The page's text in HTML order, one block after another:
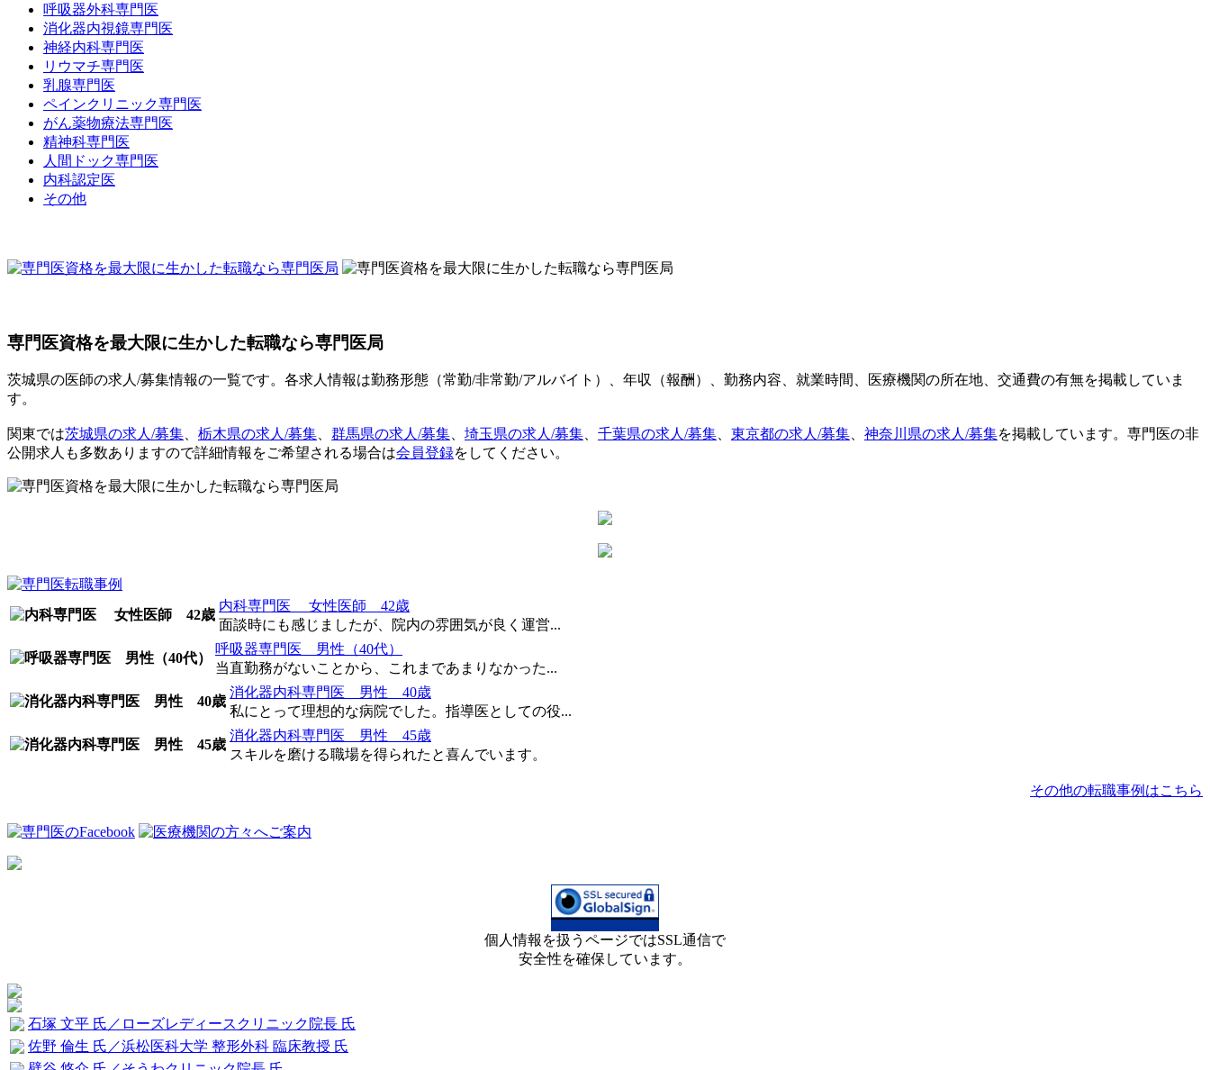
呼吸器外科専門医
消化器内視鏡専門医
神経内科専門医
リウマチ専門医
乳腺専門医
ペインクリニック専門医
がん薬物療法専門医
精神科専門医
人間ドック専門医
内科認定医
その他
専門医資格を最大限に生かした転職なら専門医局
茨城県の医師の求人/募集情報の一覧です。各求人情報は勤務形態（常勤/非常勤/アルバイト）、年収（報酬）、勤務内容、就業時間、医療機関の所在地、交通費の有無を掲載していま
す。
関東では茨城県の求人/募集 栃木県の求人/募集 群馬県の求人/募集 埼玉県の求人/募集 千葉県の求人/募集 東京都の求人/募集 神奈川県の求人/募集を掲載しています。専門医の非
公開求人も多数ありますので詳細情報をご希望される場合は会員登録をしてください。
内科専門医 女性医師 42歳
面談時にも感じましたが、院内の雰囲気が良く運営...
呼吸器専門医 男性（40代）
当直勤務がないことから、これまであまりなかった...
消化器内科専門医 男性 40歳
私にとって理想的な病院でした。指導医としての役...
消化器内科専門医 男性 45歳
スキルを磨ける職場を得られたと喜んでいます。
その他の転職事例はこちら
個人情報を扱うページではSSL通信で
安全性を確保しています。
石塚 文平 氏／ローズレディースクリニック院長 氏
佐野 倫生 氏／浜松医科大学 整形外科 臨床教授 氏